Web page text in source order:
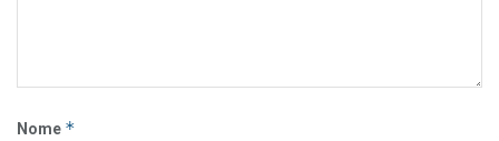
Nome *